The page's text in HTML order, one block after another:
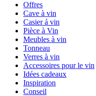
Offres
Cave à vin
Casier á vin
Pièce à Vin
Meubles à vin
Tonneau
Verres à vin
Accessoires pour le vin
Idées cadeaux
Inspiration
Conseil